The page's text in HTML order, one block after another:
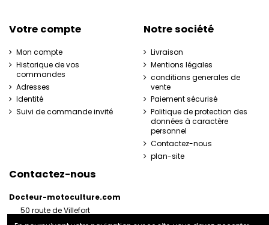
Votre compte
Mon compte
Historique de vos
commandes
Adresses
Identité
Suivi de commande invité
Notre société
Livraison
Mentions légales
conditions generales de
vente
Paiement sécurisé
Politique de protection des
données à caractère
personnel
Contactez-nous
plan-site
Contactez-nous
Docteur-motoculture.com
50 route de Villefort